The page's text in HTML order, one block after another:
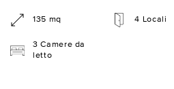
135 mq 4 Locali
3 Camere da
letto